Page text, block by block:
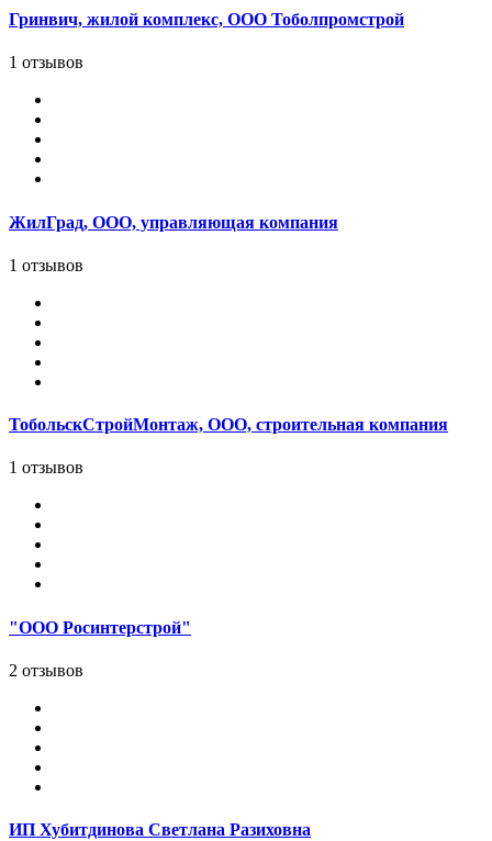
Гринвич, жилой комплекс, ООО Тоболпромстрой
1 отзывов
ЖилГрад, ООО, управляющая компания
1 отзывов
ТобольскСтройМонтаж, ООО, строительная компания
1 отзывов
"ООО Росинтерстрой"
2 отзывов
ИП Хубитдинова Светлана Разиховна